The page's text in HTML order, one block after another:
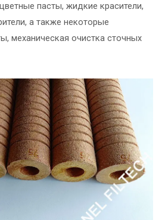
пасты, жидкие красители,
а также некоторые
механическая очистка сточных